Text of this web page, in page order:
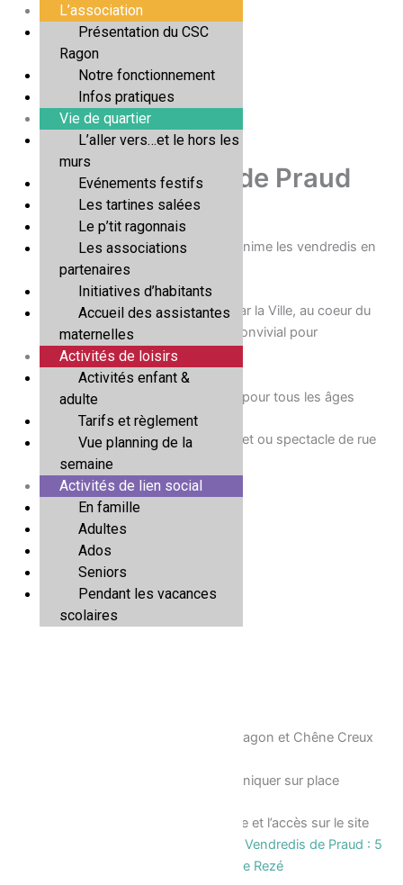
Les Vendredis de Praud
En Juin et Juillet, le parc de Praud s’anime les vendredis en
fin de journée.
Cinq soirées gratuites, organisées par la Ville, au coeur du
quartier de Ragon. un rendez vous convivial pour
(re)découvrir le parc de Praud
De 17h à 19h animations et activités pour tous les âges
De 19h à 21h Fanfare, batucada, dj set ou spectacle de rue
Thématiques
05/06 -> Sport
12/06 -> Les livres et la lecture
19/06-> Musique
Bar sur place, tenue par les APE de Ragon et Chêne Creux
Restauration et possibilités de pique niquer sur place
+ d’info sur la programmation précise et l’accès sur le site
Les Vendredis de Praud : 5
soirées festives dans le parc – Ville de Rezé
L’association
Présentation du CSC
Ragon
Notre fonctionnement
Infos pratiques
Vie de quartier
L’aller vers…et le hors les
murs
Evénements festifs
Les tartines salées
Le p’tit ragonnais
Les associations
partenaires
Initiatives d’habitants
Accueil des assistantes
maternelles
Activités de loisirs
Activités enfant &
adulte
Tarifs et règlement
Vue planning de la
semaine
Activités de lien social
En famille
Adultes
Ados
Seniors
Pendant les vacances
scolaires